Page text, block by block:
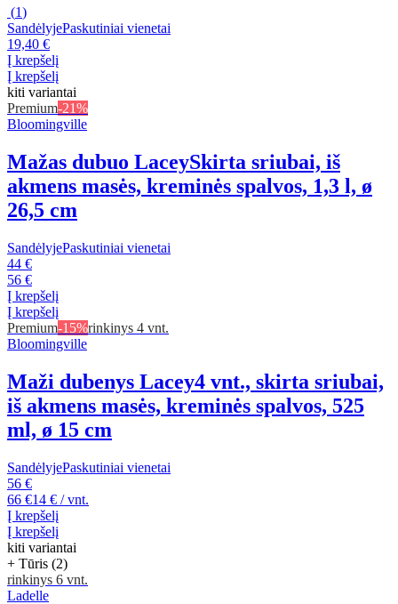
(1)
SandėlyjePaskutiniai vienetai
19,40 €
Į krepšelį
Į krepšelį
kiti variantai
Premium-21%
Bloomingville
Mažas dubuo LaceySkirta sriubai, iš
akmens masės, kreminės spalvos, 1,3 l, ø
26,5 cm
SandėlyjePaskutiniai vienetai
44 €
56 €
Į krepšelį
Į krepšelį
Premium-15%rinkinys 4 vnt.
Bloomingville
Maži dubenys Lacey4 vnt., skirta sriubai,
iš akmens masės, kreminės spalvos, 525
ml, ø 15 cm
SandėlyjePaskutiniai vienetai
56 €
66 €14 € / vnt.
Į krepšelį
Į krepšelį
kiti variantai
+ Tūris (2)
rinkinys 6 vnt.
Ladelle